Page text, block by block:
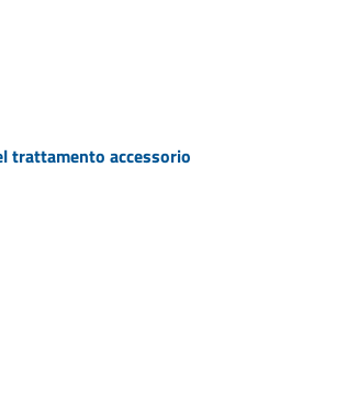
trattamento accessorio